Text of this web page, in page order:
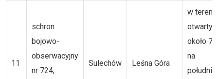
11
schron
bojowo-
obserwacyjny
nr 724,
Sulechów Leśna Góra
w
około
na